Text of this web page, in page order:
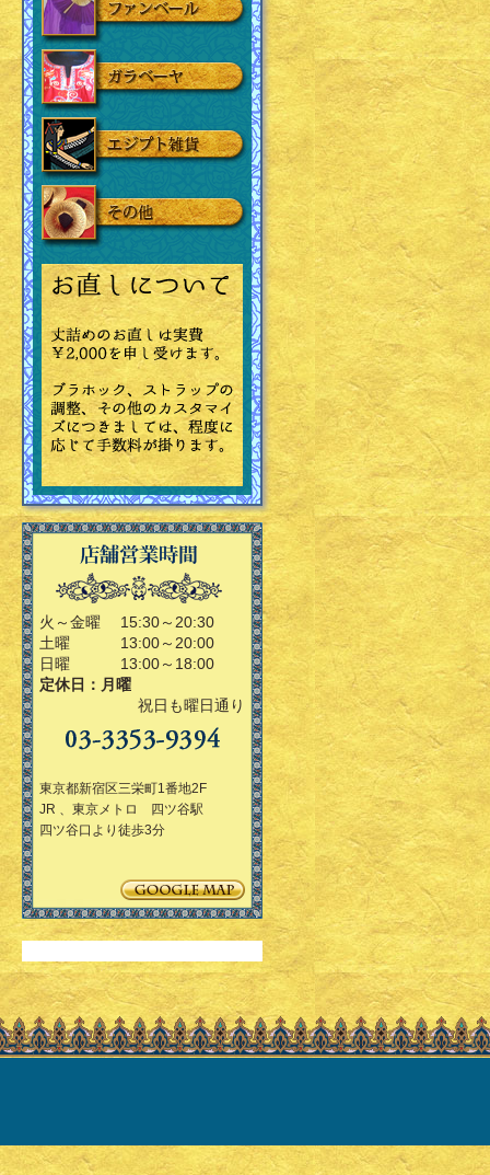
火～金曜
15:30～20:30
土曜
13:00～20:00
日曜
13:00～18:00
定休日：月曜
祝日も曜日通り
東京都新宿区三栄町1番地2F
JR 、東京メトロ 四ツ谷駅
四ツ谷口より徒歩3分